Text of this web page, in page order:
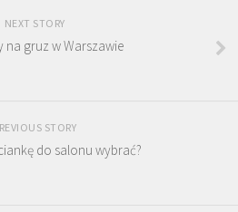
NEXT STORY
na gruz w Warszawie
STORY
do salonu wybrać?